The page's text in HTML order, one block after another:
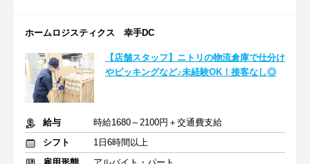
ホームロジスティクス 幸手DC
【店舗スタッフ】ニトリの物流倉庫で仕分け
やピッキングなど♪未経験OK！接客なし◎
給与
時給1680～2100円＋交通費支給
シフト
1日6時間以上